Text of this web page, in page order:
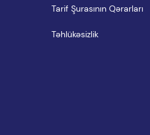
Tarif Şurasının Qərarları
Təhlükəsizlik